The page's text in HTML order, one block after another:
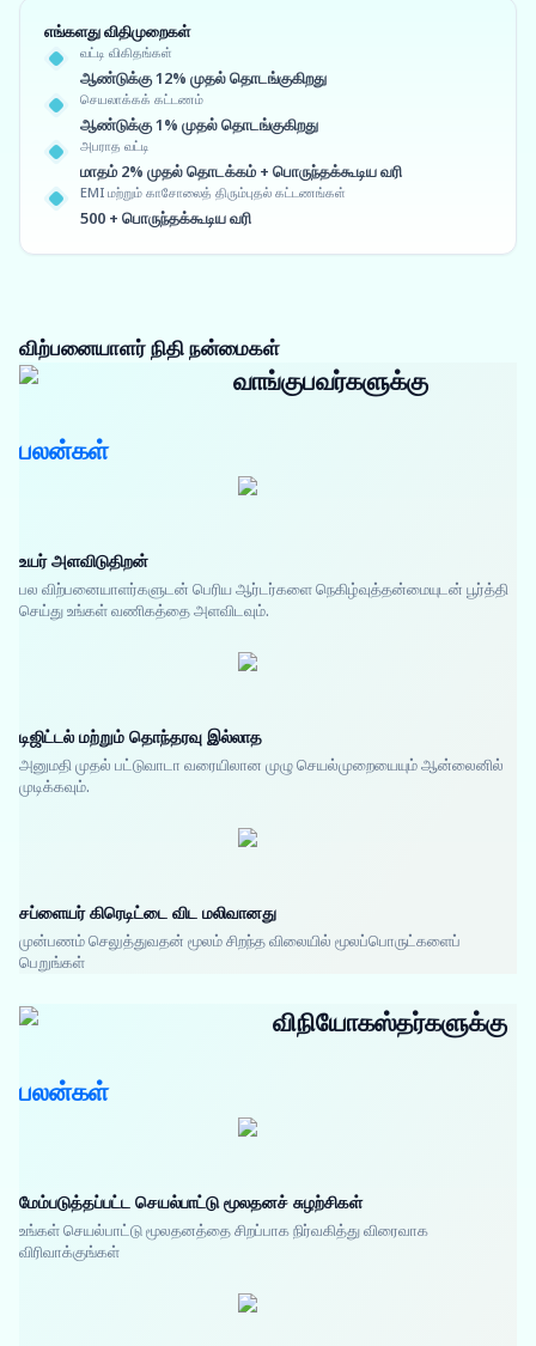
எங்களது விதிமுறைகள்
வட்டி விகிதங்கள்
ஆண்டுக்கு 12% முதல் தொடங்குகிறது
செயலாக்கக் கட்டணம்
ஆண்டுக்கு 1% முதல் தொடங்குகிறது
அபராத வட்டி
மாதம் 2% முதல் தொடக்கம் + பொருந்தக்கூடிய வரி
EMI மற்றும் காசோலைத் திரும்புதல் கட்டணங்கள்
500 + பொருந்தக்கூடிய வரி
விற்பனையாளர் நிதி நன்மைகள்
வாங்குபவர்களுக்கு
பலன்கள்
உயர் அளவிடுதிறன்
பல விற்பனையாளர்களுடன் பெரிய ஆர்டர்களை நெகிழ்வுத்தன்மையுடன் பூர்த்தி
செய்து உங்கள் வணிகத்தை அளவிடவும்.
டிஜிட்டல் மற்றும் தொந்தரவு இல்லாத
அனுமதி முதல் பட்டுவாடா வரையிலான முழு செயல்முறையையும் ஆன்லைனில்
முடிக்கவும்.
சப்ளையர் கிரெடிட்டை விட மலிவானது
முன்பணம் செலுத்துவதன் மூலம் சிறந்த விலையில் மூலப்பொருட்களைப்
பெறுங்கள்
விநியோகஸ்தர்களுக்கு
பலன்கள்
மேம்படுத்தப்பட்ட செயல்பாட்டு மூலதனச் சுழற்சிகள்
உங்கள் செயல்பாட்டு மூலதனத்தை சிறப்பாக நிர்வகித்து விரைவாக
விரிவாக்குங்கள்